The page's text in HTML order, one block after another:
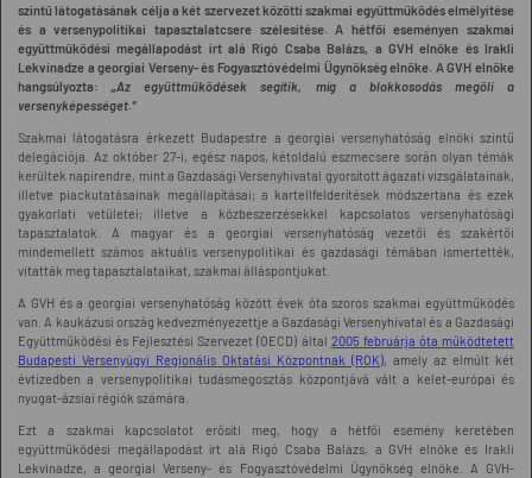
szintű látogatásának célja a két szervezet közötti szakmai együttműködés elmélyítése
és a versenypolitikai tapasztalatcsere szélesítése. A hétfői eseményen szakmai
együttműködési megállapodást írt alá Rigó Csaba Balázs, a GVH elnöke és Irakli
Lekvinadze a georgiai Verseny- és Fogyasztóvédelmi Ügynökség elnöke. A GVH elnöke
hangsúlyozta:„Az együttműködések segítik, míg a blokkosodás megöli a
versenyképességet.”
Szakmai látogatásra érkezett Budapestre a georgiai versenyhatóság elnöki szintű
delegációja. Az október 27-i, egész napos, kétoldalú eszmecsere során olyan témák
kerültek napirendre, mint a Gazdasági Versenyhivatal gyorsított ágazati vizsgálatainak,
illetve piackutatásainak megállapításai; a kartellfelderítések módszertana és ezek
gyakorlati vetületei; illetve a közbeszerzésekkel kapcsolatos versenyhatósági
tapasztalatok. A magyar és a georgiai versenyhatóság vezetői és szakértői
mindemellett számos aktuális versenypolitikai és gazdasági témában ismertették,
vitatták meg tapasztalataikat, szakmai álláspontjukat.
A GVH és a georgiai versenyhatóság között évek óta szoros szakmai együttműködés
van. A kaukázusi ország kedvezményezettje a Gazdasági Versenyhivatal és a Gazdasági
Együttműködési és Fejlesztési Szervezet (OECD) által 2005 februárja óta működtetett
Budapesti Versenyügyi Regionális Oktatási Központnak (ROK), amely az elmúlt két
évtizedben a versenypolitikai tudásmegosztás központjává vált a kelet-európai és
nyugat-ázsiai régiók számára.
Ezt a szakmai kapcsolatot erősíti meg, hogy a hétfői esemény keretében
együttműködési megállapodást írt alá Rigó Csaba Balázs, a GVH elnöke és Irakli
Lekvinadze, a georgiai Verseny- és Fogyasztóvédelmi Ügynökség elnöke. A GVH-